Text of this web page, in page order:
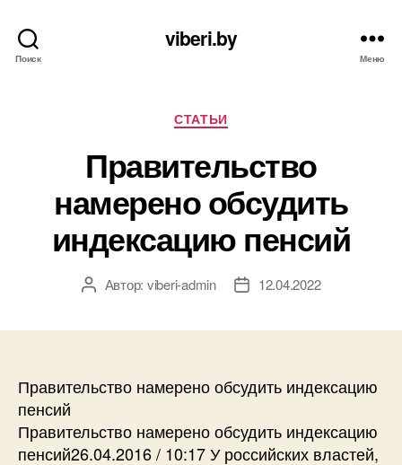
Поиск
viberi.by
Меню
Рубрики
СТАТЬИ
Правительство
намерено обсудить
индексацию пенсий
АвторАвтор: viberi-admin
Дата12.04.2022
Правительство намерено обсудить индексацию
пенсий
Правительство намерено обсудить индексацию
пенсий26.04.2016 / 10:17 У российских властей,